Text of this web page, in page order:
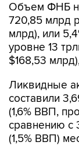
Объем ФНБ на
720,85 млрд
млрд), или
уровне 13
$168,53
Ликвидные
составили
(1,6% ВВП,
сравнению с
(1,5% ВВП)